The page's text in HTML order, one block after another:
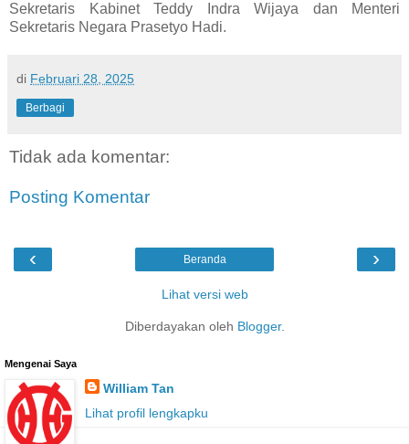
Sekretaris Kabinet Teddy Indra Wijaya dan Menteri
Sekretaris Negara Prasetyo Hadi.
di Februari 28, 2025
Berbagi
Tidak ada komentar:
Posting Komentar
‹ ›
Beranda
Lihat versi web
Diberdayakan oleh Blogger.
Mengenai Saya
William Tan
Lihat profil lengkapku